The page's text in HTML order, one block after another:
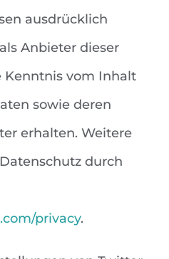
ausdrücklich
Anbieter dieser
Kenntnis vom Inhalt
sowie deren
erhalten. Weitere
durch
privacy.